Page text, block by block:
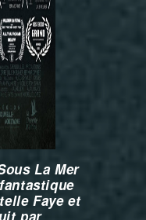
La Mer
Faye et
par